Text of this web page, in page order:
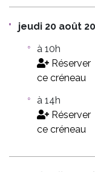
jeudi 20 août
à 10h
Réserver
ce créneau
à 14h
Réserver
ce créneau